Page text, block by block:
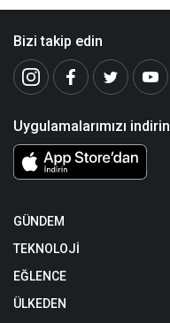
Bizi takip edin
Uygulamalarımızı indirin
GÜNDEM
TEKNOLOJİ
EĞLENCE
ÜLKEDEN